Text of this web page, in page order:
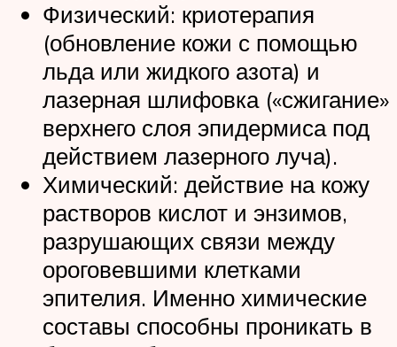
Физический: криотерапия
(обновление кожи с помощью
льда или жидкого азота) и
лазерная шлифовка («сжигание»
верхнего слоя эпидермиса под
действием лазерного луча).
Химический: действие на кожу
растворов кислот и энзимов,
разрушающих связи между
ороговевшими клетками
эпителия. Именно химические
составы способны проникать в